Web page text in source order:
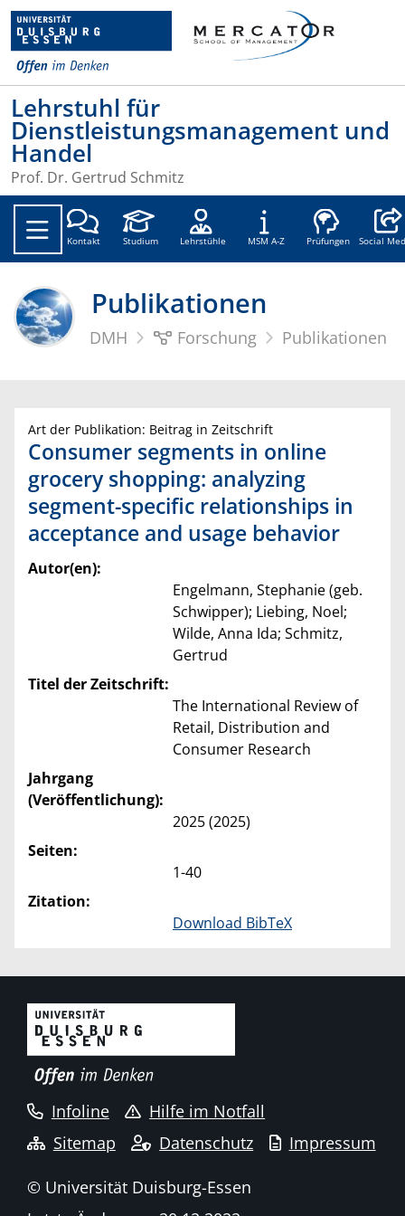
Lehrstuhl für
Dienstleistungsmanagement und
Handel
Prof. Dr. Gertrud Schmitz
Kontakt Studium Lehrstühle MSM A-Z Prüfungen Social
Publikationen
DMH Forschung Publikationen
Art der Publikation: Beitrag in Zeitschrift
Consumer segments in online
grocery shopping: analyzing
segment-specific relationships in
acceptance and usage behavior
Autor(en):
Engelmann, Stephanie (geb.
Schwipper); Liebing, Noel;
Wilde, Anna Ida; Schmitz,
Gertrud
Titel der Zeitschrift:
The International Review of
Retail, Distribution and
Consumer Research
Jahrgang
(Veröffentlichung):
2025 (2025)
Seiten:
1-40
Zitation:
Download BibTeX
Infoline
Hilfe im Notfall
Sitemap
Datenschutz Impressum
© Universität Duisburg-Essen